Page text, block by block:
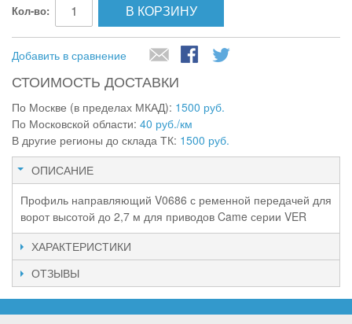
Кол-во: В КОРЗИНУ
Добавить в сравнение
СТОИМОСТЬ ДОСТАВКИ
По Москве (в пределах МКАД): 1500 руб.
По Московской области: 40 руб./км
В другие регионы до склада ТК: 1500 руб.
ОПИСАНИЕ
Профиль направляющий V0686 с ременной передачей для
ворот высотой до 2,7 м для приводов Came серии VER
ХАРАКТЕРИСТИКИ
ОТЗЫВЫ